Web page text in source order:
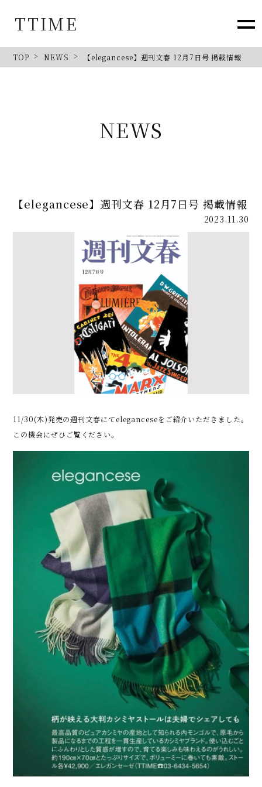
TTIME
TOP NEWS 【elegancese】週刊文春 12月7日号 掲載情報
NEWS
【elegancese】週刊文春 12月7日号 掲載情報
2023.11.30
11/30(木)発売の週刊文春にてeleganceseをご紹介いただきました。
この機会にぜひご覧ください。